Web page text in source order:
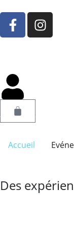
Accueil
Des